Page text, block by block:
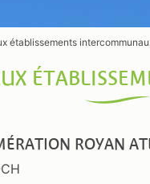
établissements
ROYAN